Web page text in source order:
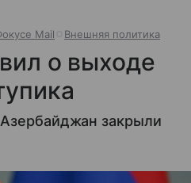
Mail Внешняя политика
о выходе
закрыли